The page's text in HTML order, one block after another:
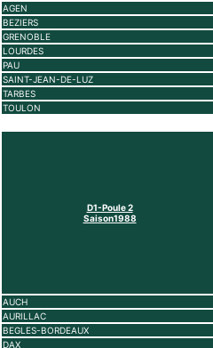
AGEN
BEZIERS
GRENOBLE
LOURDES
PAU
SAINT-JEAN-DE-LUZ
TARBES
TOULON
D1-Poule 2
Saison1988
AUCH
AURILLAC
BEGLES-BORDEAUX
DAX